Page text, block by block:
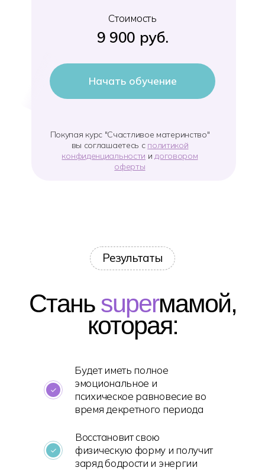
Покупая курс "Счастливое материнство"
вы соглашаетесь с политикой
конфиденциальности идоговором
оферты
Начать обучение
Стоимость
9 900 руб.
Стань superмамой,
которая:
Будет иметь полное
эмоциональное и
психическое равновесие во
время декретного периода
Восстановит свою
физическую форму и получит
заряд бодрости и энергии
Результаты